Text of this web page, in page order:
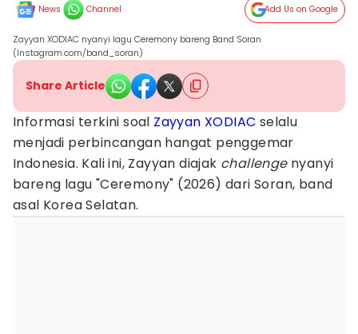
News Channel Add Us on Google
Zayyan XODIAC nyanyi lagu Ceremony bareng Band Soran
(Instagram.com/band_soran)
Share Article
Informasi terkini soal Zayyan XODIAC selalu
menjadi perbincangan hangat penggemar
Indonesia. Kali ini, Zayyan diajak challenge nyanyi
bareng lagu "Ceremony" (2026) dari Soran, band
asal Korea Selatan.